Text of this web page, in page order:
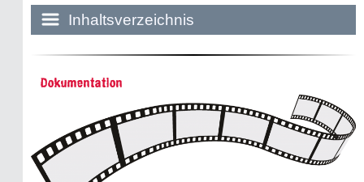
Inhaltsverzeichnis
Mythen, Märchen & Legenden (2025)
Dokumentation